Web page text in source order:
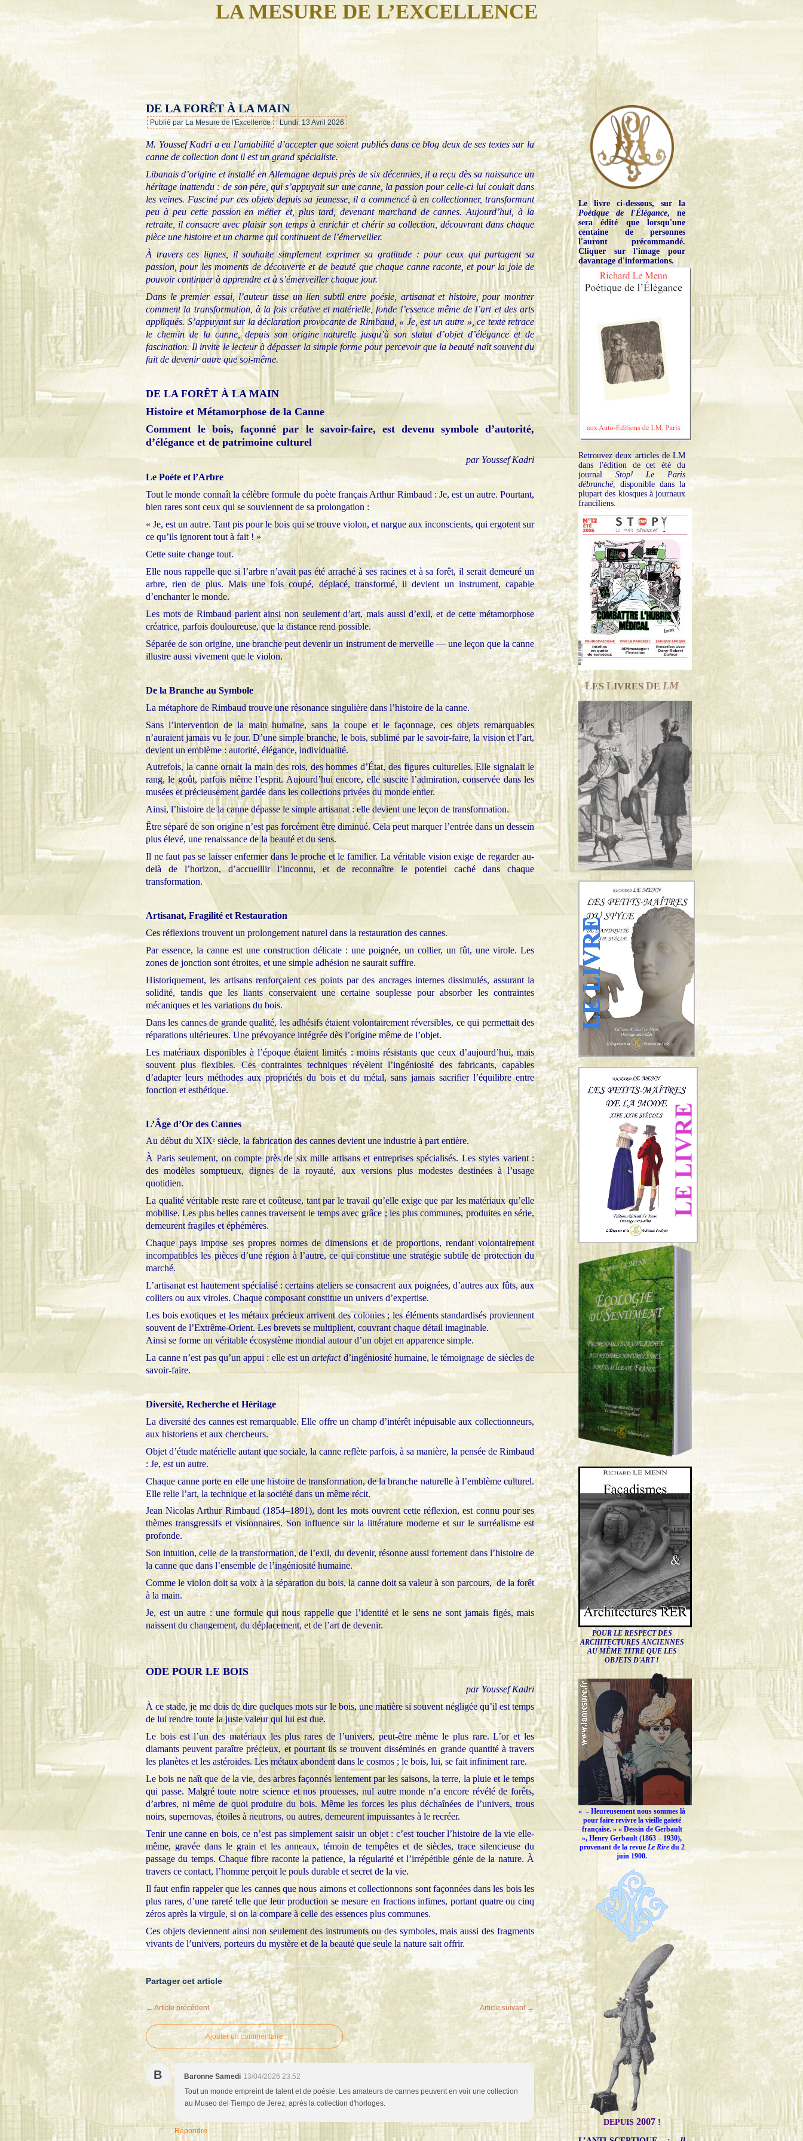
LA MESURE DE L’EXCELLENCE
…
DE LA FORÊT À LA MAIN
Publié par La Mesure de l'Excellence Lundi, 13 Avril 2026
M. Youssef Kadri a eu l’amabilité d’accepter que soient publiés dans ce blog deux de ses textes sur la
canne de collection dont il est un grand spécialiste.
Libanais d’origine et installé en Allemagne depuis près de six décennies, il a reçu dès sa naissance un
héritage inattendu : de son père, qui s’appuyait sur une canne, la passion pour celle-ci lui coulait dans
les veines. Fasciné par ces objets depuis sa jeunesse, il a commencé à en collectionner, transformant
peu à peu cette passion en métier et, plus tard, devenant marchand de cannes. Aujourd’hui, à la
retraite, il consacre avec plaisir son temps à enrichir et chérir sa collection, découvrant dans chaque
pièce une histoire et un charme qui continuent de l’émerveiller.
À travers ces lignes, il souhaite simplement exprimer sa gratitude : pour ceux qui partagent sa
passion, pour les moments de découverte et de beauté que chaque canne raconte, et pour la joie de
pouvoir continuer à apprendre et à s’émerveiller chaque jour.
Dans le premier essai, l’auteur tisse un lien subtil entre poésie, artisanat et histoire, pour montrer
comment la transformation, à la fois créative et matérielle, fonde l’essence même de l’art et des arts
appliqués. S’appuyant sur la déclaration provocante de Rimbaud, « Je, est un autre », ce texte retrace
le chemin de la canne, depuis son origine naturelle jusqu’à son statut d’objet d’élégance et de
fascination. Il invite le lecteur à dépasser la simple forme pour percevoir que la beauté naît souvent du
fait de devenir autre que soi-même.
DE LA FORÊT À LA MAIN
Histoire et Métamorphose de la Canne
Comment le bois, façonné par le savoir-faire, est devenu symbole d’autorité,
d’élégance et de patrimoine culturel
par Youssef Kadri
Le Poète et l’Arbre
Tout le monde connaît la célèbre formule du poète français Arthur Rimbaud : Je, est un autre. Pourtant,
bien rares sont ceux qui se souviennent de sa prolongation :
« Je, est un autre. Tant pis pour le bois qui se trouve violon, et nargue aux inconscients, qui ergotent sur
ce qu’ils ignorent tout à fait ! »
Cette suite change tout.
Elle nous rappelle que si l’arbre n’avait pas été arraché à ses racines et à sa forêt, il serait demeuré un
arbre, rien de plus. Mais une fois coupé, déplacé, transformé, il devient un instrument, capable
d’enchanter le monde.
Les mots de Rimbaud parlent ainsi non seulement d’art, mais aussi d’exil, et de cette métamorphose
créatrice, parfois douloureuse, que la distance rend possible.
Séparée de son origine, une branche peut devenir un instrument de merveille — une leçon que la canne
illustre aussi vivement que le violon.
De la Branche au Symbole
La métaphore de Rimbaud trouve une résonance singulière dans l’histoire de la canne.
Sans l’intervention de la main humaine, sans la coupe et le façonnage, ces objets remarquables
n’auraient jamais vu le jour. D’une simple branche, le bois, sublimé par le savoir-faire, la vision et l’art,
devient un emblème : autorité, élégance, individualité.
Autrefois, la canne ornait la main des rois, des hommes d’État, des figures culturelles. Elle signalait le
rang, le goût, parfois même l’esprit. Aujourd’hui encore, elle suscite l’admiration, conservée dans les
musées et précieusement gardée dans les collections privées du monde entier.
Ainsi, l’histoire de la canne dépasse le simple artisanat : elle devient une leçon de transformation.
Être séparé de son origine n’est pas forcément être diminué. Cela peut marquer l’entrée dans un dessein
plus élevé, une renaissance de la beauté et du sens.
Il ne faut pas se laisser enfermer dans le proche et le familier. La véritable vision exige de regarder au-
delà de l’horizon, d’accueillir l’inconnu, et de reconnaître le potentiel caché dans chaque
transformation.
Artisanat, Fragilité et Restauration
Ces réflexions trouvent un prolongement naturel dans la restauration des cannes.
Par essence, la canne est une construction délicate : une poignée, un collier, un fût, une virole. Les
zones de jonction sont étroites, et une simple adhésion ne saurait suffire.
Historiquement, les artisans renforçaient ces points par des ancrages internes dissimulés, assurant la
solidité, tandis que les liants conservaient une certaine souplesse pour absorber les contraintes
mécaniques et les variations du bois.
Dans les cannes de grande qualité, les adhésifs étaient volontairement réversibles, ce qui permettait des
réparations ultérieures. Une prévoyance intégrée dès l’origine même de l’objet.
Les matériaux disponibles à l’époque étaient limités : moins résistants que ceux d’aujourd’hui, mais
souvent plus flexibles. Ces contraintes techniques révèlent l’ingéniosité des fabricants, capables
d’adapter leurs méthodes aux propriétés du bois et du métal, sans jamais sacrifier l’équilibre entre
fonction et esthétique.
L’Âge d’Or des Cannes
Au début du XIXᵉ siècle, la fabrication des cannes devient une industrie à part entière.
À Paris seulement, on compte près de six mille artisans et entreprises spécialisés. Les styles varient :
des modèles somptueux, dignes de la royauté, aux versions plus modestes destinées à l’usage
quotidien.
La qualité véritable reste rare et coûteuse, tant par le travail qu’elle exige que par les matériaux qu’elle
mobilise. Les plus belles cannes traversent le temps avec grâce ; les plus communes, produites en série,
demeurent fragiles et éphémères.
Chaque pays impose ses propres normes de dimensions et de proportions, rendant volontairement
incompatibles les pièces d’une région à l’autre, ce qui constitue une stratégie subtile de protection du
marché.
L’artisanat est hautement spécialisé : certains ateliers se consacrent aux poignées, d’autres aux fûts, aux
colliers ou aux viroles. Chaque composant constitue un univers d’expertise.
Les bois exotiques et les métaux précieux arrivent des colonies ; les éléments standardisés proviennent
souvent de l’Extrême-Orient. Les brevets se multiplient, couvrant chaque détail imaginable.
Ainsi se forme un véritable écosystème mondial autour d’un objet en apparence simple.
La canne n’est pas qu’un appui : elle est unartefactd’ingéniosité humaine, le témoignage de siècles de
savoir-faire.
Diversité, Recherche et Héritage
La diversité des cannes est remarquable. Elle offre un champ d’intérêt inépuisable aux collectionneurs,
aux historiens et aux chercheurs.
Objet d’étude matérielle autant que sociale, la canne reflète parfois, à sa manière, la pensée de Rimbaud
: Je, est un autre.
Chaque canne porte en elle une histoire de transformation, de la branche naturelle à l’emblème culturel.
Elle relie l’art, la technique et la société dans un même récit.
Jean Nicolas Arthur Rimbaud (1854–1891), dont les mots ouvrent cette réflexion, est connu pour ses
thèmes transgressifs et visionnaires. Son influence sur la littérature moderne et sur le surréalisme est
profonde.
Son intuition, celle de la transformation, de l’exil, du devenir, résonne aussi fortement dans l’histoire de
la canne que dans l’ensemble de l’ingéniosité humaine.
Comme le violon doit sa voix à la séparation du bois, la canne doit sa valeur à son parcours, de la forêt
à la main.
Je, est un autre : une formule qui nous rappelle que l’identité et le sens ne sont jamais figés, mais
naissent du changement, du déplacement, et de l’art de devenir.
ODE POUR LE BOIS
par Youssef Kadri
À ce stade, je me dois de dire quelques mots sur le bois, une matière si souvent négligée qu’il est temps
de lui rendre toute la juste valeur qui lui est due.
Le bois est l’un des matériaux les plus rares de l’univers, peut-être même le plus rare. L’or et les
diamants peuvent paraître précieux, et pourtant ils se trouvent disséminés en grande quantité à travers
les planètes et les astéroïdes. Les métaux abondent dans le cosmos ; le bois, lui, se fait infiniment rare.
Le bois ne naît que de la vie, des arbres façonnés lentement par les saisons, la terre, la pluie et le temps
qui passe. Malgré toute notre science et nos prouesses, nul autre monde n’a encore révélé de forêts,
d’arbres, ni même de quoi produire du bois. Même les forces les plus déchaînées de l’univers, trous
noirs, supernovas, étoiles à neutrons, ou autres, demeurent impuissantes à le recréer.
Tenir une canne en bois, ce n’est pas simplement saisir un objet : c’est toucher l’histoire de la vie elle-
même, gravée dans le grain et les anneaux, témoin de tempêtes et de siècles, trace silencieuse du
passage du temps. Chaque fibre raconte la patience, la régularité et l’irrépétible génie de la nature. À
travers ce contact, l’homme perçoit le pouls durable et secret de la vie.
Il faut enfin rappeler que les cannes que nous aimons et collectionnons sont façonnées dans les bois les
plus rares, d’une rareté telle que leur production se mesure en fractions infimes, portant quatre ou cinq
zéros après la virgule, si on la compare à celle des essences plus communes.
Ces objets deviennent ainsi non seulement des instruments ou des symboles, mais aussi des fragments
vivants de l’univers, porteurs du mystère et de la beauté que seule la nature sait offrir.
Partager cet article
← Article précédent Article suivant →
Ajouter un commentaire
B Baronne Samedi 13/04/2026 23:52
Tout un monde empreint de talent et de poésie. Les amateurs de cannes peuvent en voir une collection
au Museo del Tiempo de Jerez, après la collection d'horloges.
Répondre
Le livre ci-dessous, sur la
Poétique de l'Élégance, ne
sera édité que lorsqu'une
centaine de personnes
l'auront précommandé.
Cliquer sur l'image pour
davantage d'informations.
Retrouvez deux articles de LM
dans l'édition de cet été du
journal Stop! Le Paris
débranché, disponible dans la
plupart des kiosques à journaux
franciliens.
LES LIVRESDE LM
POUR LE RESPECT DES
ARCHITECTURES ANCIENNES
AU MÊME TITRE QUE LES
OBJETS D'ART !
« – Heureusement nous sommes là
pour faire revivre la vieille gaieté
française.» « Dessin de Gerbault
», Henry Gerbault (1863 – 1930),
provenant de la revue Le Riredu 2
juin 1900.
DEPUIS 2007!